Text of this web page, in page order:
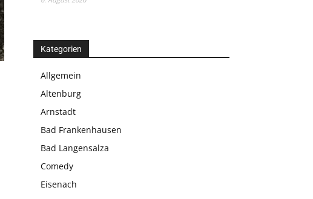
Kategorien
Allgemein
Altenburg
Arnstadt
Bad Frankenhausen
Bad Langensalza
Comedy
Eisenach